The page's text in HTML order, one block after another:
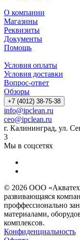
О компании
Магазины
Реквизиты
Документы
Помощь
Условия оплаты
Условия доставки
Вопрос-ответ
Обзоры
+7 (4012) 38-75-38
info@ipclean.ru
ceo@ipclean.ru
г. Калининград, ул.
3
Мы в соцсетях
© 2026 ООО
развивающаяся
проффессионально
материалами,
комплексов.
Конфиденциальность